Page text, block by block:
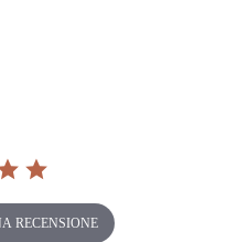
RECENSIONE